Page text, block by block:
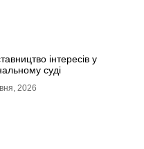
інтересів у
суді
2026